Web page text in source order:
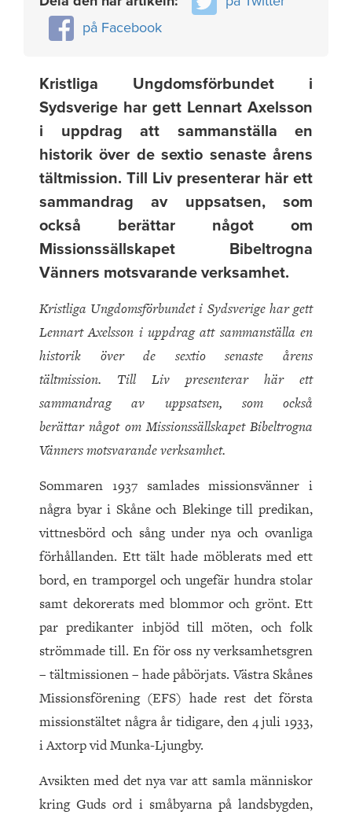
på Facebook
Kristliga Ungdomsförbundet i
Sydsverige har gett Lennart Axelsson
i uppdrag att sammanställa en
historik över de sextio senaste årens
tältmission. Till Liv presenterar här ett
sammandrag av uppsatsen, som
också berättar något om
Missionssällskapet Bibeltrogna
Vänners motsvarande verksamhet.
Kristliga Ungdomsförbundet i Sydsverige har gett
Lennart Axelsson i uppdrag att sammanställa en
historik över de sextio senaste årens
tältmission. Till Liv presenterar här ett
sammandrag av uppsatsen, som också
berättar något om Missionssällskapet Bibeltrogna
Vänners motsvarande verksamhet.
Sommaren 1937 samlades missionsvänner i
några byar i Skåne och Blekinge till predikan,
vittnesbörd och sång under nya och ovanliga
förhållanden. Ett tält hade möblerats med ett
bord, en tramporgel och ungefär hundra stolar
samt dekorerats med blommor och grönt. Ett
par predikanter inbjöd till möten, och folk
strömmade till. En för oss ny verksamhetsgren
– tältmissionen – hade påbörjats. Västra Skånes
Missionsförening (EFS) hade rest det första
missionstältet några år tidigare, den 4 juli 1933,
i Axtorp vid Munka-Ljungby.
Avsikten med det nya var att samla människor
kring Guds ord i småbyarna på landsbygden,